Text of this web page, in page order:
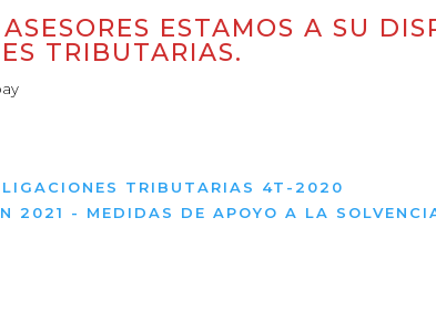
ESTAMOS A SU
TRIBUTARIAS.
TRIBUTARIAS 4T-2020
2021 - MEDIDAS DE APOYO A LA